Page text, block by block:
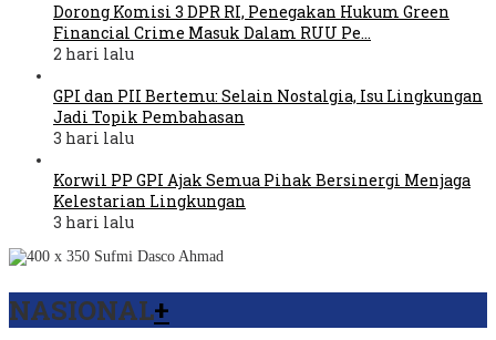
Dorong Komisi 3 DPR RI, Penegakan Hukum Green
Financial Crime Masuk Dalam RUU Pe…
2 hari lalu
GPI dan PII Bertemu: Selain Nostalgia, Isu Lingkungan
Jadi Topik Pembahasan
3 hari lalu
Korwil PP GPI Ajak Semua Pihak Bersinergi Menjaga
Kelestarian Lingkungan
3 hari lalu
NASIONAL+